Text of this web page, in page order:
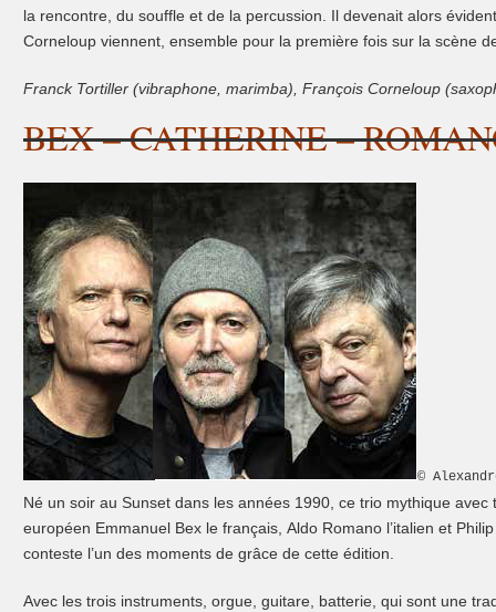
la rencontre, du souffle et de la percussion. Il devenait alors
Corneloup viennent, ensemble pour la première fois sur la scène
Franck Tortiller (vibraphone, marimba), François Corneloup
BEX – CATHERINE –
©
Né un soir au Sunset dans les années 1990, ce trio mythique
européen Emmanuel Bex le français, Aldo Romano l’italien et
conteste l’un des moments de grâce de cette édition.
Avec les trois instruments, orgue, guitare, batterie, qui sont une